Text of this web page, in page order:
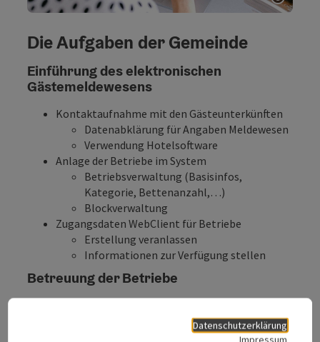
Die Aufgaben der Gemeinde
Einführung des elektronischen
Gästemeldewesens
Kontaktaufnahme mit den Gästeunterkünften
Datenabklärung für Angaben Meldewesen
Verwendung Hotelsoftware
Anlage der Betriebe im System
Betriebsverwaltung (Basisinfos,
Kategorie, Bettenanzahl,…)
Blockverwaltung
Zugangsdaten WebClient für Betriebe
Erstellung veranlassen
Informationen zur Verfügung stellen
Betreuung der Betriebe
Problemlösungen bei MeldescheinenDatenschutzerklärung
Impressum